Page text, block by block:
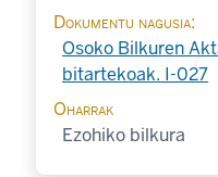
Dokumentu nagusia
Osoko Bilkuren
bitartekoak. I-027
Oharrak
Ezohiko bilkura